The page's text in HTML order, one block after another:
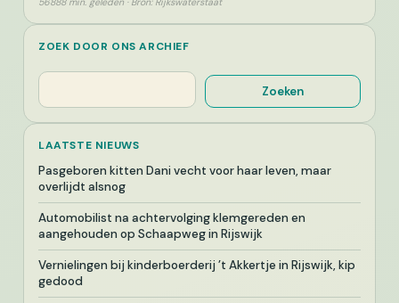
ZOEK DOOR ONS ARCHIEF
Zoeken
Zoeken
LAATSTE NIEUWS
Pasgeboren kitten Dani vecht voor haar leven, maar
overlijdt alsnog
Automobilist na achtervolging klemgereden en
aangehouden op Schaapweg in Rijswijk
Vernielingen bij kinderboerderij ’t Akkertje in Rijswijk, kip
gedood